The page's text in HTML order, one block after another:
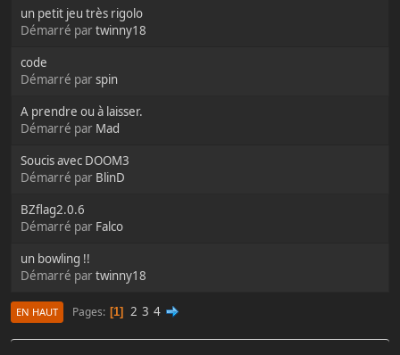
un petit jeu très rigolo
Démarré partwinny18
code
Démarré parspin
A prendre ou à laisser.
Démarré par Mad
Soucis avec DOOM3
Démarré par BlinD
BZflag2.0.6
Démarré par Falco
un bowling !!
Démarré partwinny18
EN HAUT Pages 1 2 3 4